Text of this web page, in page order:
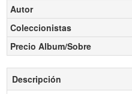
Autor
Coleccionistas
Precio Album/Sobre
Descripción